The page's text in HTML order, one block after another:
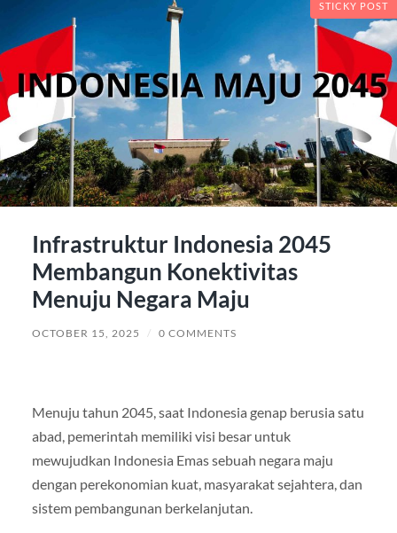
STICKY POST
Infrastruktur Indonesia 2045
Membangun Konektivitas
Menuju Negara Maju
OCTOBER 15, 2025 / 0 COMMENTS
Menuju tahun 2045, saat Indonesia genap berusia satu
abad, pemerintah memiliki visi besar untuk
mewujudkan Indonesia Emas sebuah negara maju
dengan perekonomian kuat, masyarakat sejahtera, dan
sistem pembangunan berkelanjutan.